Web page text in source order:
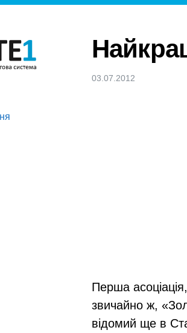
03.07.2012
Перша
звичайно ж,
відомий ще в